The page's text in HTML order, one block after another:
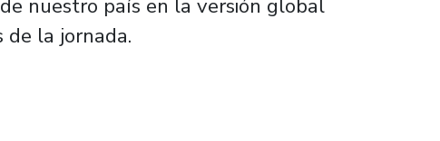
nuestro país en la versión global
la jornada.
de investigación de mercados